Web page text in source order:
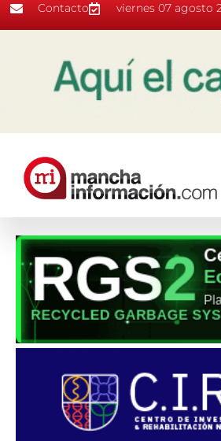
Contacto viernes 07 agosto